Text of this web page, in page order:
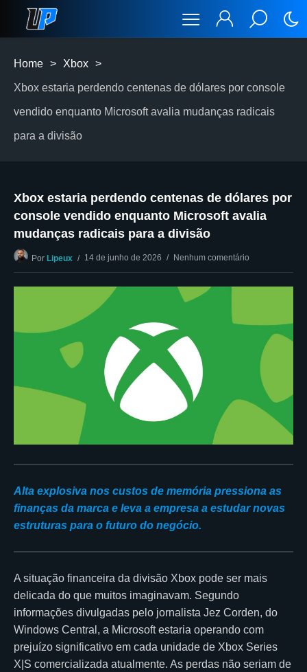
Home > Xbox >
Xbox estaria perdendo centenas de dólares por console
vendido enquanto Microsoft avalia mudanças radicais
para a divisão
Xbox estaria perdendo centenas de dólares por
console vendido enquanto Microsoft avalia
mudanças radicais para a divisão
Por Lipeux 14 de junho de 2026 Nenhum comentário
Alta explosiva nos custos de memória pressiona as
finanças da marca e leva a empresa a estudar novas
estruturas para o futuro do negócio.
A situação financeira da divisão Xbox pode ser mais
delicada do que muitos imaginavam. Segundo
informações divulgadas pelo jornalista Jez Corden, do
Windows Central, a Microsoft estaria operando com
prejuízo significativo em cada unidade de Xbox Series
X|S comercializada atualmente. As perdas não seriam de